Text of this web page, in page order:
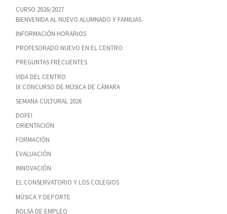
CURSO 2026/2027
BIENVENIDA AL NUEVO ALUMNADO Y FAMILIAS
INFORMACIÓN HORARIOS
PROFESORADO NUEVO EN EL CENTRO
PREGUNTAS FRECUENTES
VIDA DEL CENTRO
IX CONCURSO DE MÚSICA DE CÁMARA
SEMANA CULTURAL 2026
DOFEI
ORIENTACIÓN
FORMACIÓN
EVALUACIÓN
INNOVACIÓN
EL CONSERVATORIO Y LOS COLEGIOS
MÚSICA Y DEPORTE
BOLSA DE EMPLEO